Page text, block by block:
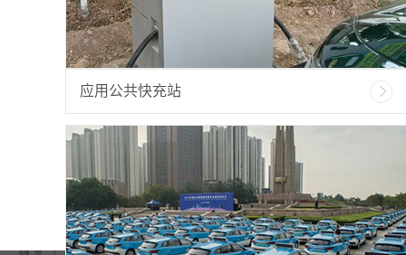
应用公共快充站